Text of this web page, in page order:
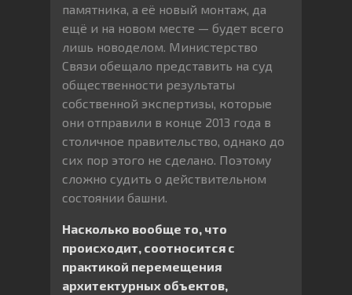
памятника, а её новый монтаж, да
ещё и на новом месте — будет всего
лишь новоделом. Министерство
Связи обещало представить на суд
общественности результаты
собственной экспертизы, которые
они отправили в конце 2013 года в
столичное правительство, однако до
сих пор этого не сделано. Поэтому
сложно судить о действительном
состоянии башни.
Насколько вообще то, что
происходит, соотносится с
практикой перемещения
архитектурных объектов,